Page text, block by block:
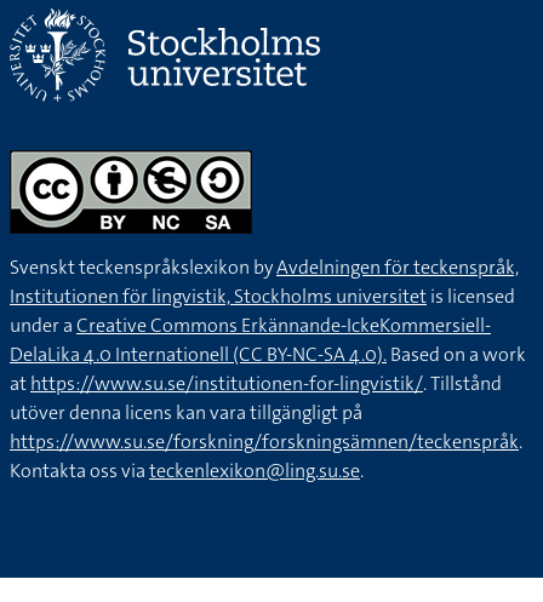
Svenskt teckenspråkslexikon byAvdelningen för teckenspråk,
Institutionen för lingvistik, Stockholms universitetis licensed
under aCreative Commons Erkännande-IckeKommersiell-
DelaLika 4.0 Internationell (CC BY-NC-SA 4.0).Based on a work
athttps://www.su.se/institutionen-for-lingvistik/. Tillstånd
utöver denna licens kan vara tillgängligt på
https://www.su.se/forskning/forskningsämnen/teckenspråk.
Kontakta oss viateckenlexikon@ling.su.se.